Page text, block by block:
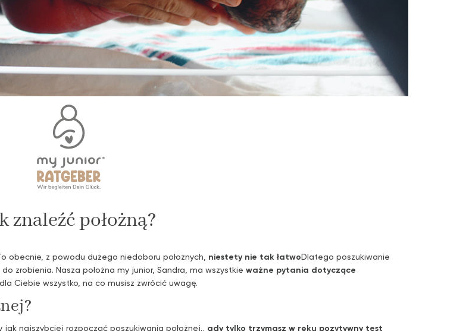
znaleźć położną?
obecnie, z powodu dużego niedoboru położnych, niestety nie tak łatwoDlatego poszukiwanie
zrobienia. Nasza położna my junior, Sandra, ma wszystkie ważne pytania dotyczące
Ciebie wszystko, na co musisz zwrócić uwagę.
najszybciej rozpocząć poszukiwania położnej., gdy tylko trzymasz w ręku pozytywny test